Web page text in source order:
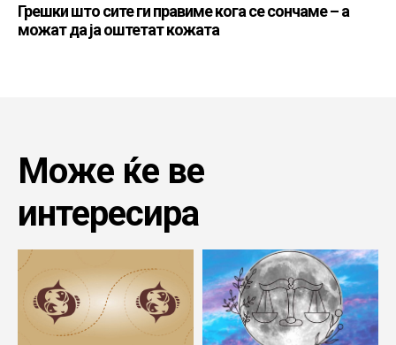
Грешки што сите ги правиме кога се сончаме – а
можат да ја оштетат кожата
Може ќе ве
интересира